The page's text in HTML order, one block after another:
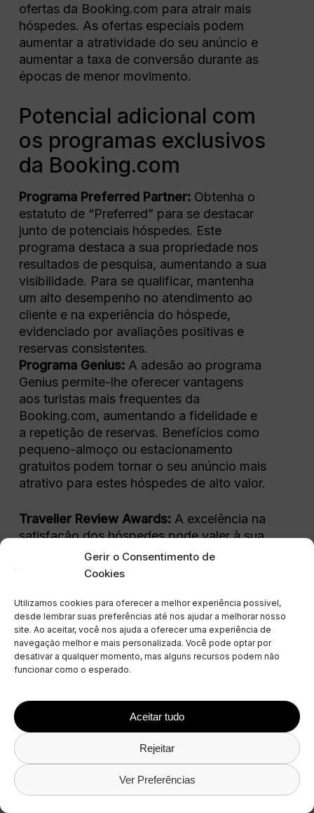
Gerir o Consentimento de
Cookies
Utilizamos cookies para oferecer a melhor experiência possível,
desde lembrar suas preferências até nos ajudar a melhorar nosso
site. Ao aceitar, você nos ajuda a oferecer uma experiência de
navegação melhor e mais personalizada. Você pode optar por
desativar a qualquer momento, mas alguns recursos podem não
funcionar como o esperado.
Aceitar tudo
Rejeitar
Ver Preferências
ofertas da Booking.com para atrair mais
hóspedes. As ofertas especiais podem
aumentar a atratividade do seu anúncio e
aumentar a taxa de conversão durante as
épocas de menor movimento.
Potencial adicional com
os programas exclusivos
da Booking.com
Programa Preferred Partner:Obtenha o
estatuto de “Preferred” para se destacar
junto de potenciais hóspedes. Este
programa destaca a sua propriedade nos
resultados de pesquisa, aumentando a sua
visibilidade. Para se qualificar, mantenha
um alto desempenho no atendimento ao
cliente e na experiência do hóspede,
evidenciado por avaliações positivas e
reservas consistentes.
Programa Genius:A adesão ao programa
Genius permite-lhe oferecer vantagens
aos turistas mais frequentes da
Booking.com, aumentando a fidelidade e
a repetição de reservas. Benefícios como
pequeno-almoço ou estacionamento
gratuitos podem tornar o seu anúncio mais
atrativo para estes hóspedes de alto valor.
Traveller Review Awards:A excelência na
satisfação dos hóspedes pode valer à sua
propriedade um Traveller Review Award,
uma marca de excelência que aumenta a
potenciais hóspedes.
Como aplicar
informações?
Com as OTAs (Online Travel Agencies) a
gerirem 40% de todas as reservas de
alojamento local tudo se resume à
aplicação de estratégias eficazes. No